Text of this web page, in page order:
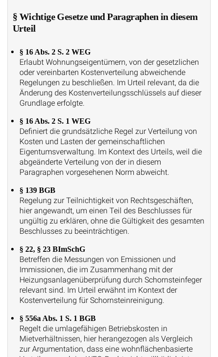
§ Wichtige Gesetze und Paragraphen in diesem
Urteil
§ 16 Abs. 2 S. 2 WEG
Erlaubt Wohnungseigentümern, von der gesetzlichen
oder vereinbarten Kostenverteilung abweichende
Regelungen zu beschließen. Im Urteil relevant, da die
Änderung des Kostenverteilungsschlüssels auf dieser
Grundlage erfolgte.
§ 16 Abs. 2 S. 1 WEG
Definiert die grundsätzliche Regel zur Verteilung von
Kosten und Lasten der gemeinschaftlichen
Eigentumsverwaltung. Im Kontext des Urteils, weil die
abgeänderte Verteilung von der in diesem
Paragraphen vorgesehenen Norm abweicht.
§ 139 BGB
Regelung zur Teilnichtigkeit von Rechtsgeschäften,
hier angewandt, um einen Teil des Beschlusses für
ungültig zu erklären, ohne die Gültigkeit des gesamten
Beschlusses zu beeinträchtigen.
§ 22, § 23 BImSchG
Betreffen die Messungen von Emissionen und
Immissionen, die im Zusammenhang mit der
Heizungsanlagenüberprüfung durch Schornsteinfeger
relevant sind. Im Urteil erwähnt im Kontext der
Kostenverteilung für Schornsteinreinigung.
§ 556a Abs. 1 S. 1 BGB
Regelt die umlagefähigen Betriebskosten in
Mietverhältnissen, hier herangezogen als Vergleich
zur Argumentation, dass eine wohnflächenbasierte